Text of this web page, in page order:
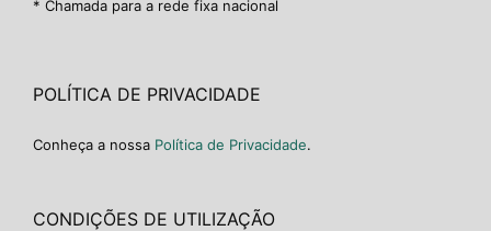
* Chamada para a rede fixa nacional
POLÍTICA DE PRIVACIDADE
Conheça a nossa Política de Privacidade.
CONDIÇÕES DE UTILIZAÇÃO